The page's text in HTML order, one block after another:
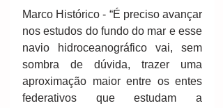
Marco Histórico - “É preciso avançar
nos estudos do fundo do mar e esse
navio hidroceanográfico vai, sem
sombra de dúvida, trazer uma
aproximação maior entre os entes
federativos que estudam a